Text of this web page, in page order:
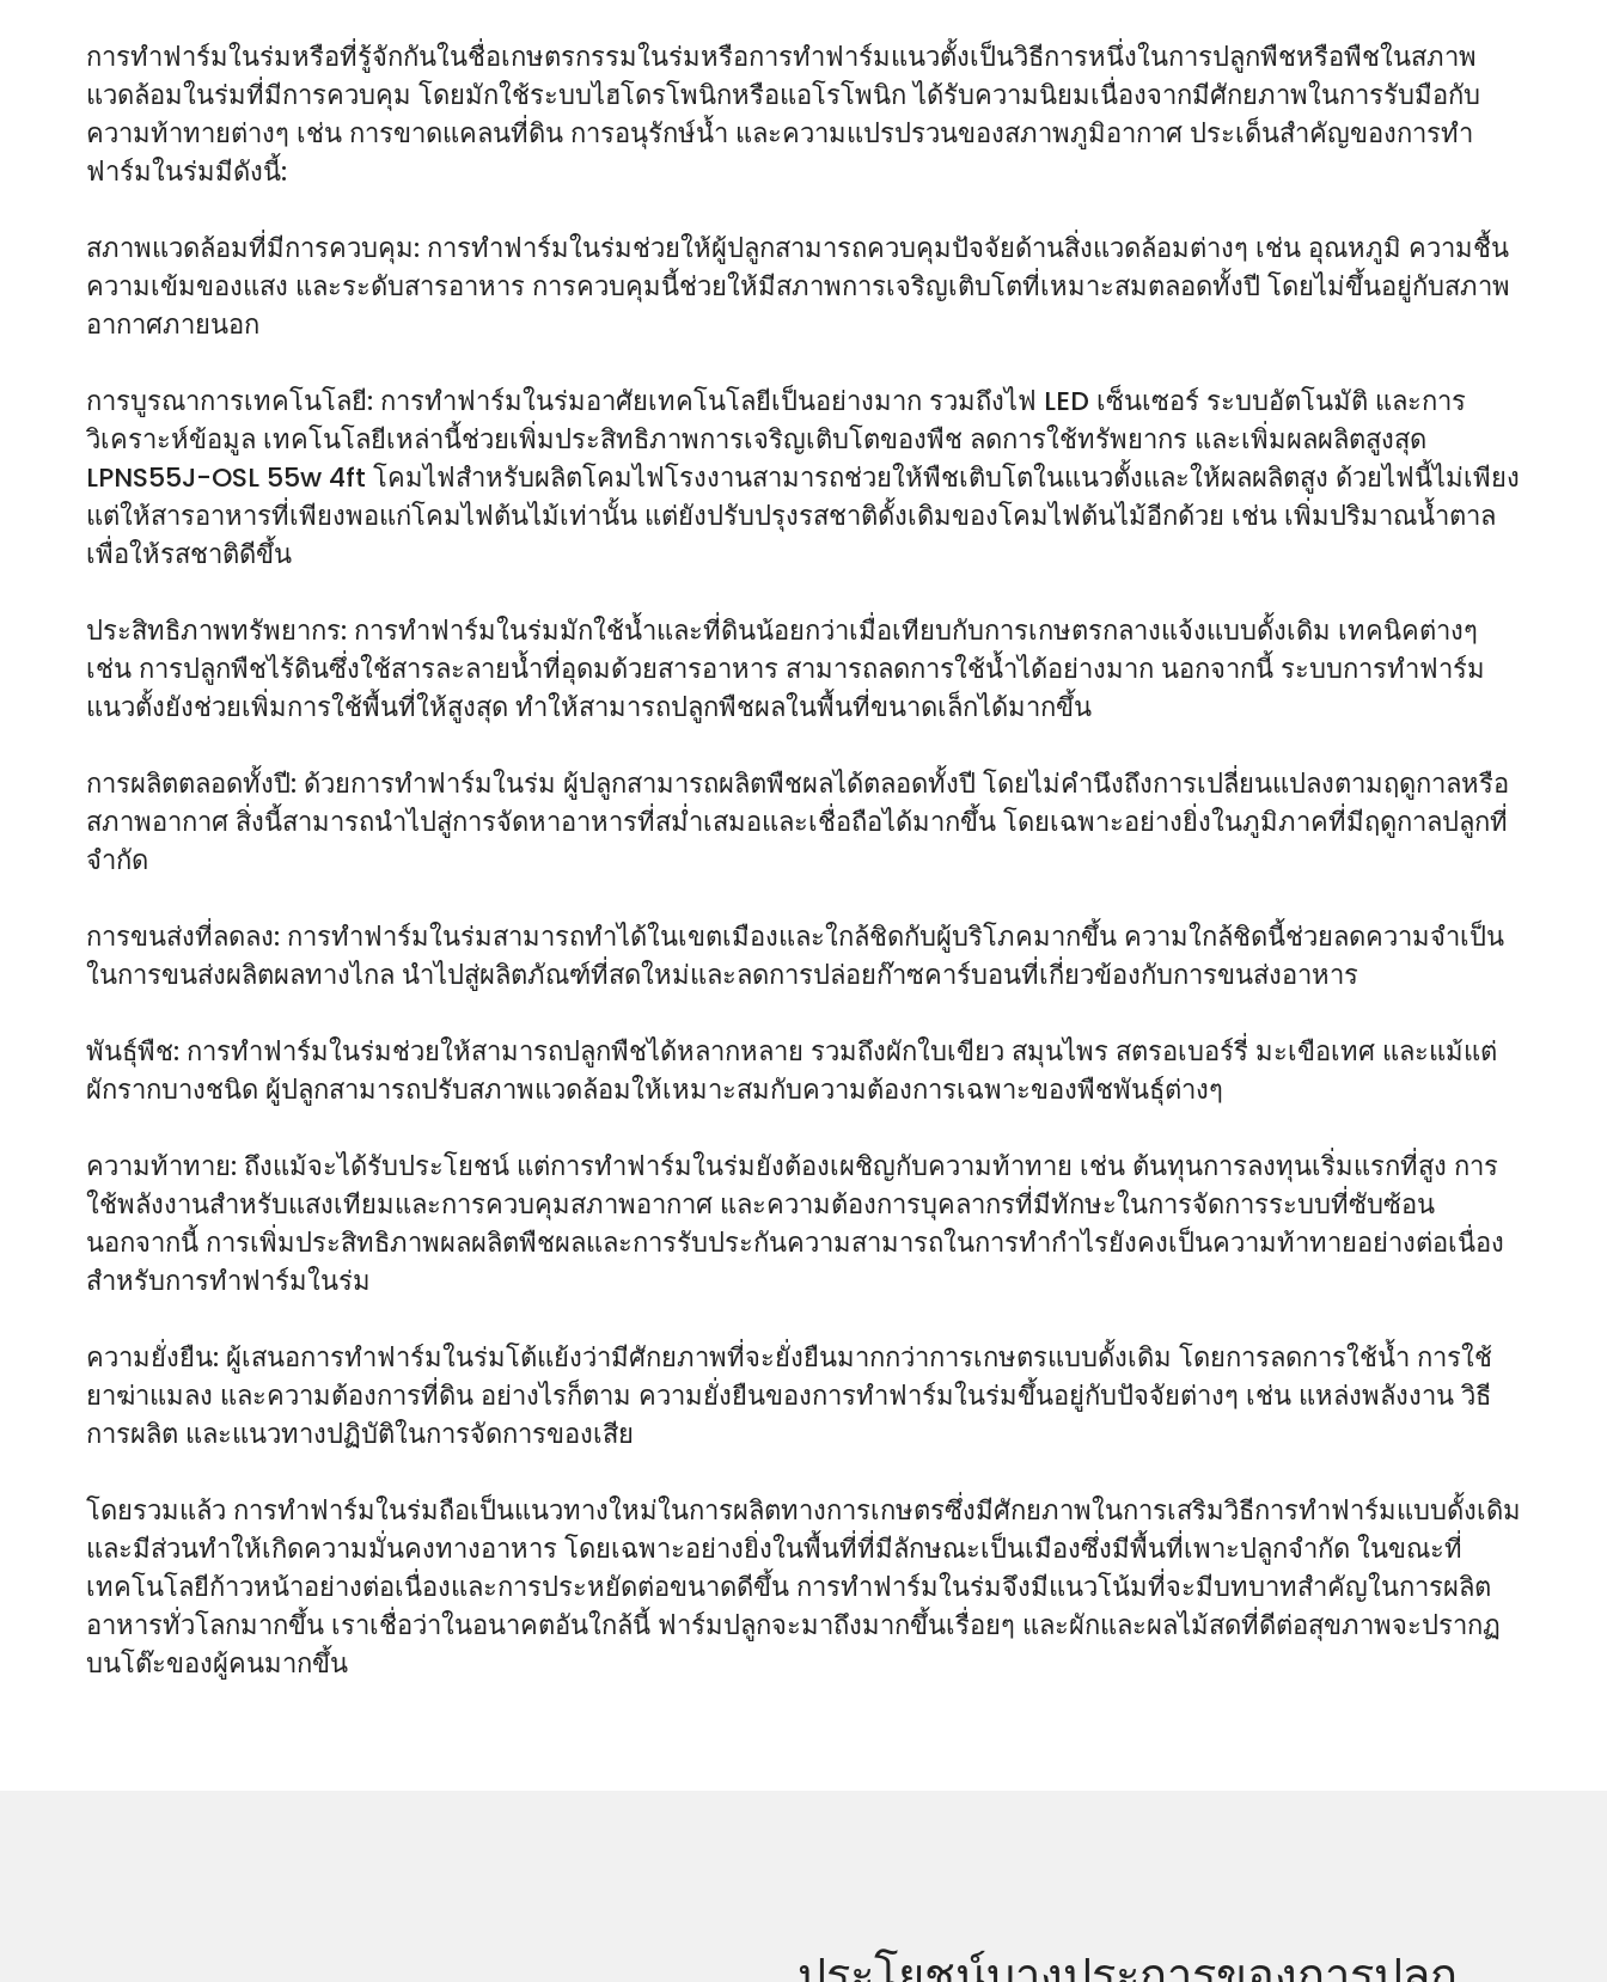
การทำฟาร์มในร่มหรือที่รู้จักกันในชื่อเกษตรกรรมในร่มหรือการทำฟาร์มแนวตั้งเป็นวิธีการหนึ่งในการปลูกพืชหรือพืชในสภาพ
แวดล้อมในร่มที่มีการควบคุม โดยมักใช้ระบบไฮโดรโพนิกหรือแอโรโพนิก ได้รับความนิยมเนื่องจากมีศักยภาพในการรับมือกับ
ความท้าทายต่างๆ เช่น การขาดแคลนที่ดิน การอนุรักษ์น้ำ และความแปรปรวนของสภาพภูมิอากาศ ประเด็นสำคัญของการทำ
ฟาร์มในร่มมีดังนี้:
สภาพแวดล้อมที่มีการควบคุม: การทำฟาร์มในร่มช่วยให้ผู้ปลูกสามารถควบคุมปัจจัยด้านสิ่งแวดล้อมต่างๆ เช่น อุณหภูมิ ความชื้น
ความเข้มของแสง และระดับสารอาหาร การควบคุมนี้ช่วยให้มีสภาพการเจริญเติบโตที่เหมาะสมตลอดทั้งปี โดยไม่ขึ้นอยู่กับสภาพ
อากาศภายนอก
การบูรณาการเทคโนโลยี: การทำฟาร์มในร่มอาศัยเทคโนโลยีเป็นอย่างมาก รวมถึงไฟ LED เซ็นเซอร์ ระบบอัตโนมัติ และการ
วิเคราะห์ข้อมูล เทคโนโลยีเหล่านี้ช่วยเพิ่มประสิทธิภาพการเจริญเติบโตของพืช ลดการใช้ทรัพยากร และเพิ่มผลผลิตสูงสุด
LPNS55J-OSL 55w 4ft โคมไฟสำหรับผลิตโคมไฟโรงงานสามารถช่วยให้พืชเติบโตในแนวตั้งและให้ผลผลิตสูง ด้วยไฟนี้ไม่เพียง
แต่ให้สารอาหารที่เพียงพอแก่โคมไฟต้นไม้เท่านั้น แต่ยังปรับปรุงรสชาติดั้งเดิมของโคมไฟต้นไม้อีกด้วย เช่น เพิ่มปริมาณน้ำตาล
เพื่อให้รสชาติดีขึ้น
ประสิทธิภาพทรัพยากร: การทำฟาร์มในร่มมักใช้น้ำและที่ดินน้อยกว่าเมื่อเทียบกับการเกษตรกลางแจ้งแบบดั้งเดิม เทคนิคต่างๆ
เช่น การปลูกพืชไร้ดินซึ่งใช้สารละลายน้ำที่อุดมด้วยสารอาหาร สามารถลดการใช้น้ำได้อย่างมาก นอกจากนี้ ระบบการทำฟาร์ม
แนวตั้งยังช่วยเพิ่มการใช้พื้นที่ให้สูงสุด ทำให้สามารถปลูกพืชผลในพื้นที่ขนาดเล็กได้มากขึ้น
การผลิตตลอดทั้งปี: ด้วยการทำฟาร์มในร่ม ผู้ปลูกสามารถผลิตพืชผลได้ตลอดทั้งปี โดยไม่คำนึงถึงการเปลี่ยนแปลงตามฤดูกาลหรือ
สภาพอากาศ สิ่งนี้สามารถนำไปสู่การจัดหาอาหารที่สม่ำเสมอและเชื่อถือได้มากขึ้น โดยเฉพาะอย่างยิ่งในภูมิภาคที่มีฤดูกาลปลูกที่
จำกัด
การขนส่งที่ลดลง: การทำฟาร์มในร่มสามารถทำได้ในเขตเมืองและใกล้ชิดกับผู้บริโภคมากขึ้น ความใกล้ชิดนี้ช่วยลดความจำเป็น
ในการขนส่งผลิตผลทางไกล นำไปสู่ผลิตภัณฑ์ที่สดใหม่และลดการปล่อยก๊าซคาร์บอนที่เกี่ยวข้องกับการขนส่งอาหาร
พันธุ์พืช: การทำฟาร์มในร่มช่วยให้สามารถปลูกพืชได้หลากหลาย รวมถึงผักใบเขียว สมุนไพร สตรอเบอร์รี่ มะเขือเทศ และแม้แต่
ผักรากบางชนิด ผู้ปลูกสามารถปรับสภาพแวดล้อมให้เหมาะสมกับความต้องการเฉพาะของพืชพันธุ์ต่างๆ
ความท้าทาย: ถึงแม้จะได้รับประโยชน์ แต่การทำฟาร์มในร่มยังต้องเผชิญกับความท้าทาย เช่น ต้นทุนการลงทุนเริ่มแรกที่สูง การ
ใช้พลังงานสำหรับแสงเทียมและการควบคุมสภาพอากาศ และความต้องการบุคลากรที่มีทักษะในการจัดการระบบที่ซับซ้อน
นอกจากนี้ การเพิ่มประสิทธิภาพผลผลิตพืชผลและการรับประกันความสามารถในการทำกำไรยังคงเป็นความท้าทายอย่างต่อเนื่อง
สำหรับการทำฟาร์มในร่ม
ความยั่งยืน: ผู้เสนอการทำฟาร์มในร่มโต้แย้งว่ามีศักยภาพที่จะยั่งยืนมากกว่าการเกษตรแบบดั้งเดิม โดยการลดการใช้น้ำ การใช้
ยาฆ่าแมลง และความต้องการที่ดิน อย่างไรก็ตาม ความยั่งยืนของการทำฟาร์มในร่มขึ้นอยู่กับปัจจัยต่างๆ เช่น แหล่งพลังงาน วิธี
การผลิต และแนวทางปฏิบัติในการจัดการของเสีย
โดยรวมแล้ว การทำฟาร์มในร่มถือเป็นแนวทางใหม่ในการผลิตทางการเกษตรซึ่งมีศักยภาพในการเสริมวิธีการทำฟาร์มแบบดั้งเดิม
และมีส่วนทำให้เกิดความมั่นคงทางอาหาร โดยเฉพาะอย่างยิ่งในพื้นที่ที่มีลักษณะเป็นเมืองซึ่งมีพื้นที่เพาะปลูกจำกัด ในขณะที่
เทคโนโลยีก้าวหน้าอย่างต่อเนื่องและการประหยัดต่อขนาดดีขึ้น การทำฟาร์มในร่มจึงมีแนวโน้มที่จะมีบทบาทสำคัญในการผลิต
อาหารทั่วโลกมากขึ้น เราเชื่อว่าในอนาคตอันใกล้นี้ ฟาร์มปลูกจะมาถึงมากขึ้นเรื่อยๆ และผักและผลไม้สดที่ดีต่อสุขภาพจะปรากฏ
บนโต๊ะของผู้คนมากขึ้น